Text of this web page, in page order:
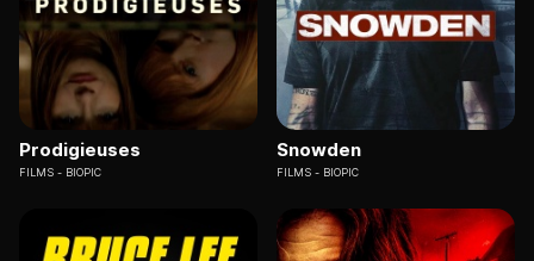
Prodigieuses
FILMS BIOPIC
Snowden
FILMS BIOPIC